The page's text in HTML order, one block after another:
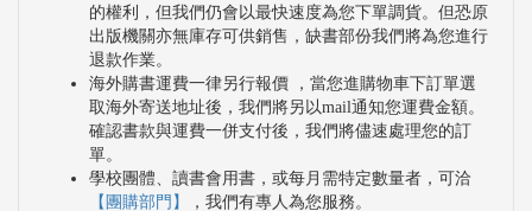
的權利，但我們仍會以最快速度為您下單調貨。但恐原
出版機關亦無庫存可供銷售，缺書部份我們將為您進行
退款作業。
海外購書運費一律另行報價 ，當您進購物車下訂單選
取海外寄送地址後，我們將另以mail通知您運費金額。
確認書款與運費一併支付後，我們將儘速處理您的訂
單。
學校團體、讀書會用書，或每月需特定數量者，可洽
【團購部門】
，我們有專人為您服務。